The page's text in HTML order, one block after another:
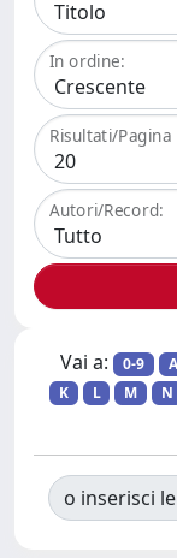
In ordine:
Risultati/Pagina
Autori/Record:
Vai a: 0-9 A
K
L M N
o inserisci